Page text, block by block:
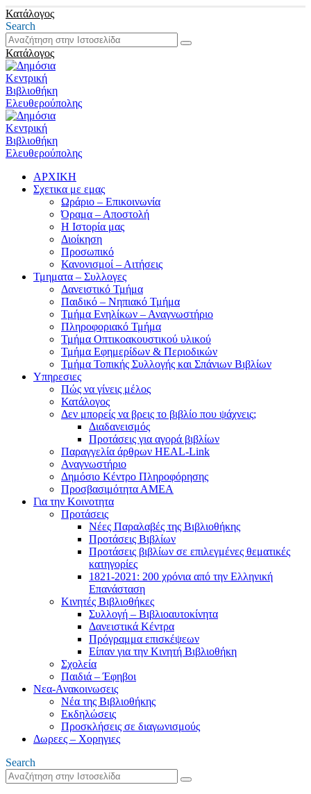
Κατάλογος
Search
Κατάλογος
ΑΡΧΙΚΗ
Σχετικα με εμας
Ωράριο – Επικοινωνία
Όραμα – Αποστολή
Η Ιστορία μας
Διοίκηση
Προσωπικό
Κανονισμοί – Αιτήσεις
Τμηματα – Συλλογες
Δανειστικό Τμήμα
Παιδικό – Νηπιακό Τμήμα
Τμήμα Ενηλίκων – Αναγνωστήριο
Πληροφοριακό Τμήμα
Τμήμα Οπτικοακουστικού υλικού
Τμήμα Εφημερίδων & Περιοδικών
Τμήμα Τοπικής Συλλογής και Σπάνιων Βιβλίων
Υπηρεσιες
Πώς να γίνεις μέλος
Κατάλογος
Δεν μπορείς να βρεις το βιβλίο που ψάχνεις;
Διαδανεισμός
Προτάσεις για αγορά βιβλίων
Παραγγελία άρθρων HEAL-Link
Αναγνωστήριο
Δημόσιο Κέντρο Πληροφόρησης
Προσβασιμότητα ΑΜΕΑ
Για την Κοινοτητα
Προτάσεις
Νέες Παραλαβές της Βιβλιοθήκης
Προτάσεις Βιβλίων
Προτάσεις βιβλίων σε επιλεγμένες θεματικές
κατηγορίες
1821-2021: 200 χρόνια από την Ελληνική
Επανάσταση
Κινητές Βιβλιοθήκες
Συλλογή – Βιβλιοαυτοκίνητα
Δανειστικά Κέντρα
Πρόγραμμα επισκέψεων
Είπαν για την Κινητή Βιβλιοθήκη
Σχολεία
Παιδιά – Έφηβοι
Νεα-Ανακοινωσεις
Νέα της Βιβλιοθήκης
Εκδηλώσεις
Προσκλήσεις σε διαγωνισμούς
Δωρεες – Χορηγιες
Search